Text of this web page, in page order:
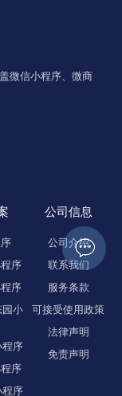
微信小程序、微商
序
序
小
序
序
序
公司信息
公司介绍
联系我们
服务条款
可接受使用政策
法律声明
免责声明